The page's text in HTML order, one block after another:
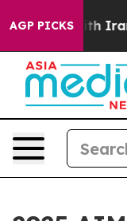
AGP PICKS
As war With Iran